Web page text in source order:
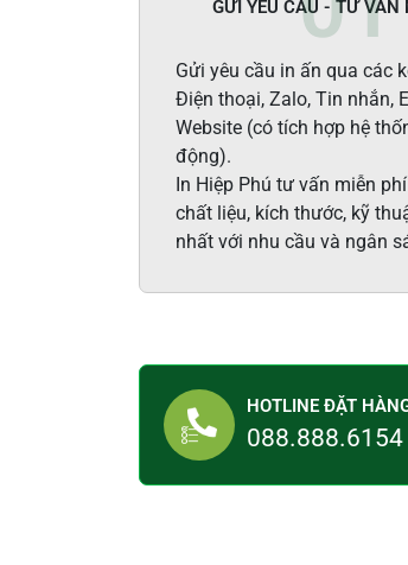
GỬI YÊU CẦU - TƯ VẤN
Gửi yêu cầu in ấn qua các
Điện thoại, Zalo, Tin nhắn,
Website (có tích hợp hệ
động).
In Hiệp Phú tư vấn miễn
chất liệu, kích thước, kỹ
nhất với nhu cầu và ngân
HOTLINE ĐẶT
088.888.6154